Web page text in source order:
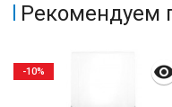
Рекомендуем
-10%